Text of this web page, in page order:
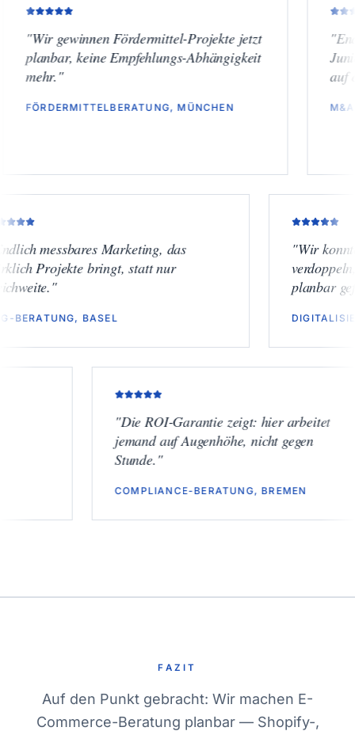
gewinnen Fördermittel-Projekte jetzt
keine Empfehlungs-Abhängigkeit
MÜNCHEN
Endlich
Junior-
auf einem
M&A-
"Endlich messbares Marketing, das
wirklich Projekte bringt, statt nur
Reichweite.
ESG-BERATUNG, BASEL
"
Die ROI-Garantie zeigt: hier arbeitet
jemand auf Augenhöhe, nicht gegen
Stunde."
COMPLIANCE-BERATUNG, BREMEN
FAZIT
Auf den Punkt gebracht: Wir machen E-
Commerce-Beratung planbar — Shopify-,